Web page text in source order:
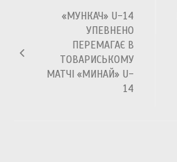
записів«МУНКАЧ» U-14
УПЕВНЕНО
ПЕРЕМАГАЄ В
ТОВАРИСЬКОМУ
МАТЧІ «МИНАЙ» U-
14